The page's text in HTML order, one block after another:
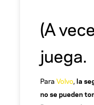
(A
juega.
Para Volvo, la
no se pueden